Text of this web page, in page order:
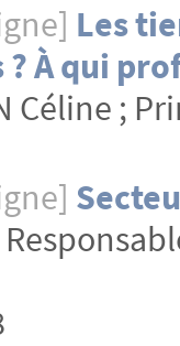
Les
? À qui
Céline ;